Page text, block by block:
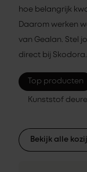
hoe belangrijk
Daarom werken
van Gealan. Stel
direct bij Skodora.
Top producten
Kunststof
Bekijk alle